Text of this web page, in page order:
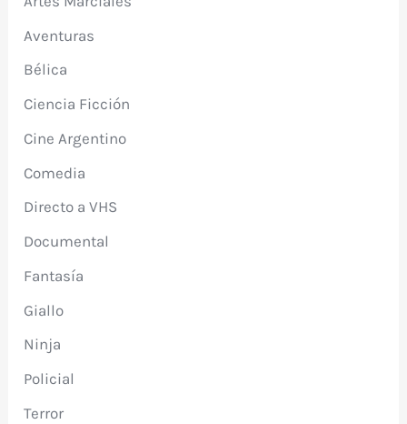
Aventuras
Bélica
Ciencia Ficción
Cine Argentino
Comedia
Directo a VHS
Documental
Fantasía
Giallo
Ninja
Policial
Terror